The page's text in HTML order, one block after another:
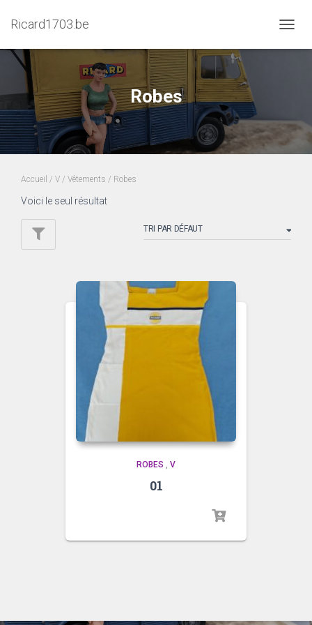
Ricard1703.be
LA
Robes
Accueil / V / Vêtements / Robes
Voici le seul résultat
ROBES , V
01